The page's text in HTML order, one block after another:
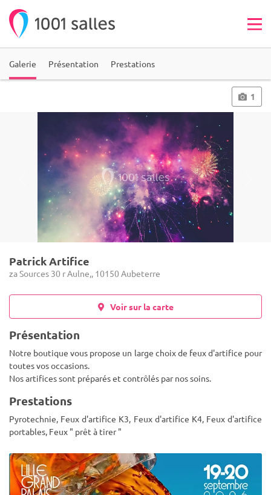
Galerie Présentation Prestations
1
Patrick Artifice
za Sources 30 r Aulne,, 10150 Aubeterre
Voir sur la carte
Présentation
Notre boutique vous propose un large choix de feux d'artifice pour
toutes vos occasions.
Nos artifices sont préparés et contrôlés par nos soins.
Prestations
Pyrotechnie, Feux d'artifice K3, Feux d'artifice K4, Feux d'artifice
portables, Feux " prêt à tirer "